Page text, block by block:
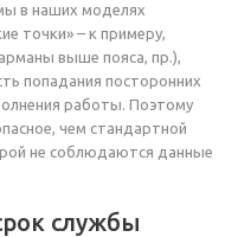
в наших моделях
точки» – к примеру,
выше пояса, пр.),
попадания посторонних
работы. Поэтому
чем стандартной
не соблюдаются данные
службы